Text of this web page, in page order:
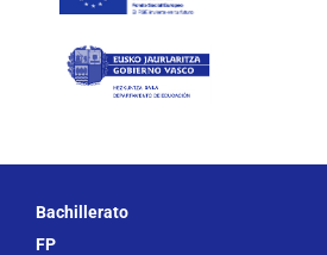
Bachillerato
FP